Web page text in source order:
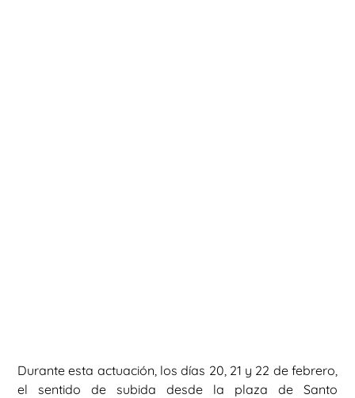
Durante esta actuación, los días 20, 21 y 22 de febrero,
el sentido de subida desde la plaza de Santo